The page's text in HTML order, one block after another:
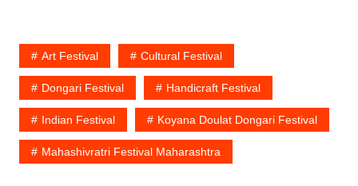
Art Festival Cultural Festival
Dongari Festival Handicraft Festival
Indian Festival Koyana Doulat Dongari Festival
Mahashivratri Festival Maharashtra